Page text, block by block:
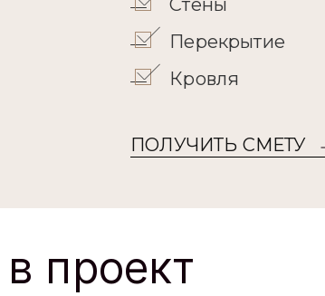
Стены
Перекрытие
Кровля
ПОЛУЧИТЬ СМЕТУ
проект